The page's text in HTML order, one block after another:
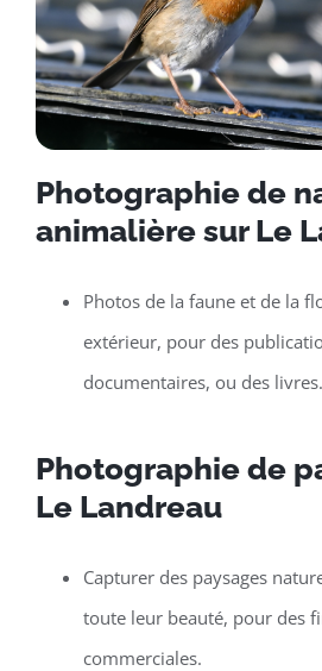
Photographie de
animalière sur Le
Photos de la faune et de la
extérieur, pour des
documentaires, ou des livres.
Photographie de
Le Landreau
Capturer des paysages
toute leur beauté, pour des
commerciales.